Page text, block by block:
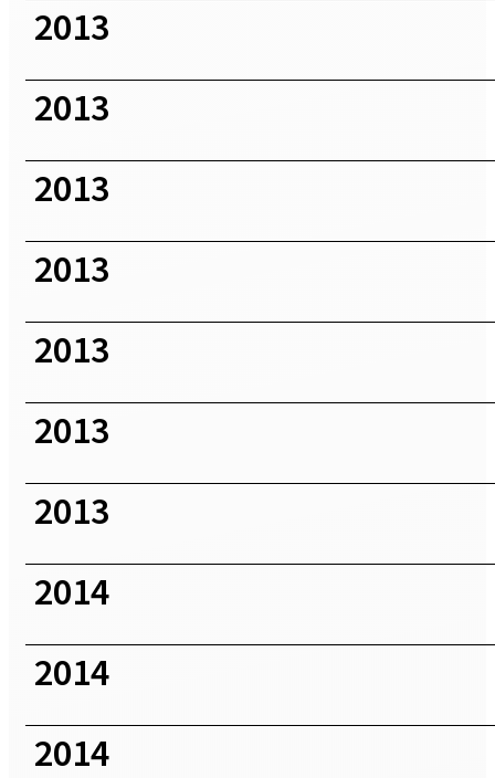
2013
2013
2013
2013
2013
2013
2013
2014
2014
2014